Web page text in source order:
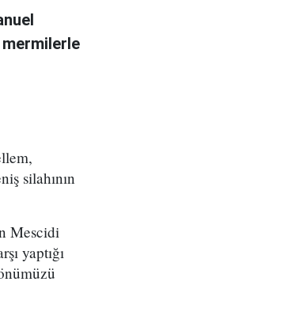
mermilerle
silahının
Mescidi
yaptığı